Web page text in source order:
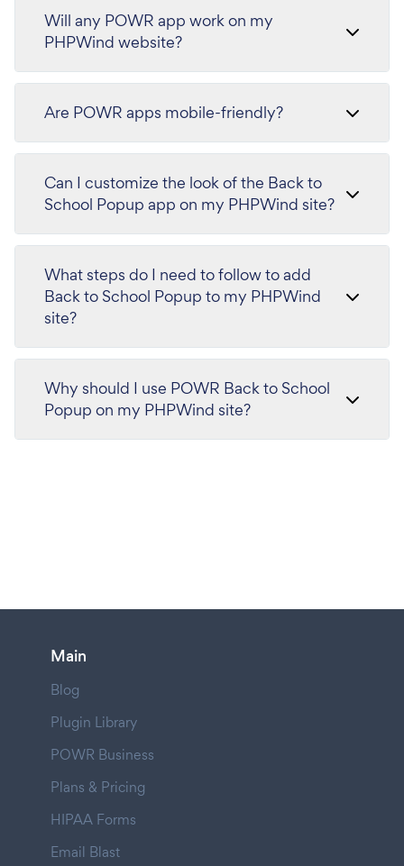
Will any POWR app work on my
PHPWind website?
Are POWR apps mobile-friendly?
Can I customize the look of the Back to
School Popup app on my PHPWind site?
What steps do I need to follow to add
Back to School Popup to my PHPWind
site?
Why should I use POWR Back to School
Popup on my PHPWind site?
Main
Blog
Plugin Library
POWR Business
Plans & Pricing
HIPAA Forms
Email Blast